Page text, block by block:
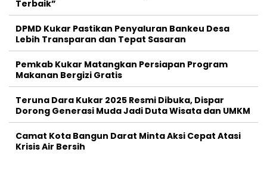
Terbaik”
DPMD Kukar Pastikan Penyaluran Bankeu Desa
Lebih Transparan dan Tepat Sasaran
Pemkab Kukar Matangkan Persiapan Program
Makanan Bergizi Gratis
Teruna Dara Kukar 2025 Resmi Dibuka, Dispar
Dorong Generasi Muda Jadi Duta Wisata dan UMKM
Camat Kota Bangun Darat Minta Aksi Cepat Atasi
Krisis Air Bersih